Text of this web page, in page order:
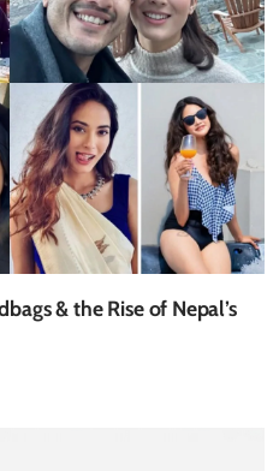
& the Rise of Nepal’s